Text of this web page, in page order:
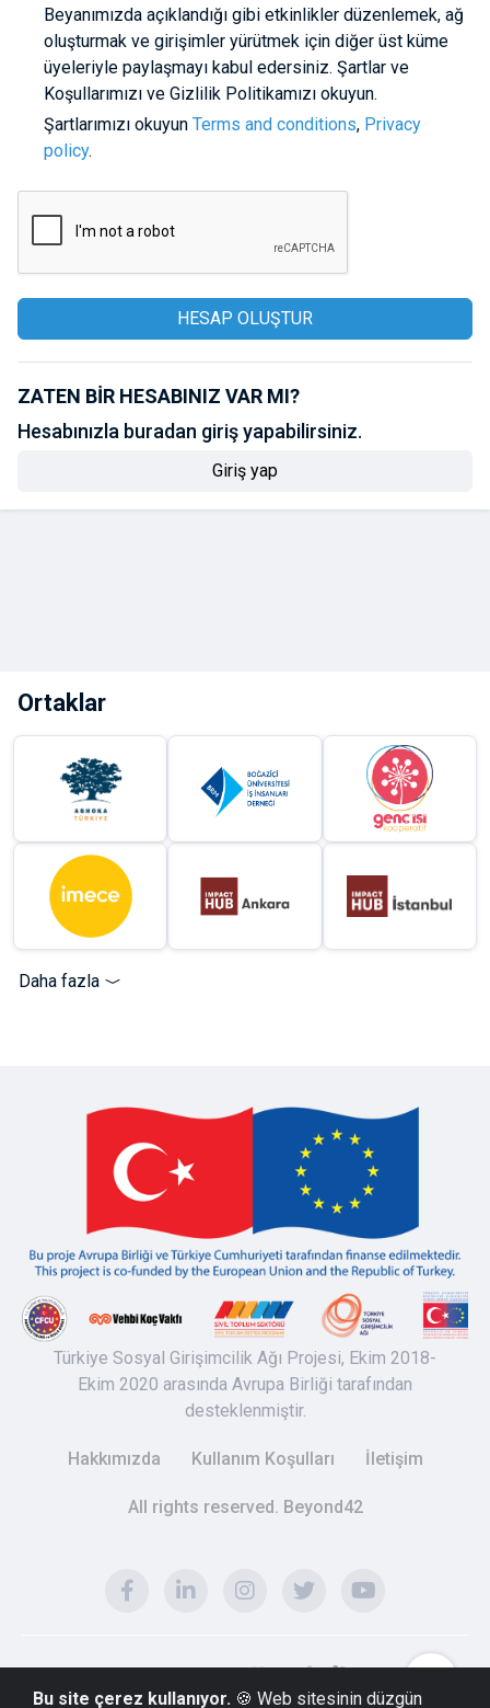
Bu site çerez kullanıyor. 🍪 Web sitesinin düzgün
Beyanımızda açıklandığı gibi etkinlikler düzenlemek, ağ
oluşturmak ve girişimler yürütmek için diğer üst küme
üyeleriyle paylaşmayı kabul edersiniz. Şartlar ve
Koşullarımızı ve Gizlilik Politikamızı okuyun.
Şartlarımızı okuyun Terms and conditions, Privacy
policy.
HESAP OLUŞTUR
ZATEN BIR HESABINIZ VAR MI?
Hesabınızla buradan giriş yapabilirsiniz.
Giriş yap
Ortaklar
Daha fazla
Türkiye Sosyal Girişimcilik Ağı Projesi, Ekim 2018-
Ekim 2020 arasında Avrupa Birliği tarafından
desteklenmiştir.
Hakkımızda Kullanım Koşulları İletişim
All rights reserved. Beyond42